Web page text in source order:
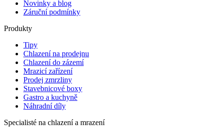
Novinky a blog
Záruční podmínky
Produkty
Tipy
Chlazení na prodejnu
Chlazení do zázemí
Mrazicí zařízení
Prodej zmrzliny
Stavebnicové boxy
Gastro a kuchyně
Náhradní díly
Specialisté na chlazení a mrazení